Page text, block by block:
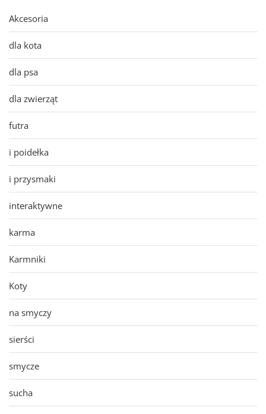
Akcesoria
dla kota
dla psa
dla zwierząt
futra
i poidełka
i przysmaki
interaktywne
karma
Karmniki
Koty
na smyczy
sierści
smycze
sucha